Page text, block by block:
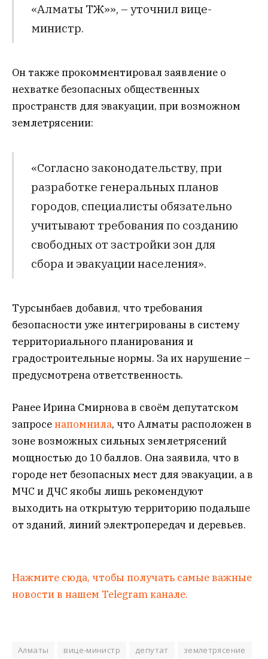
«Алматы ТЖ»», – уточнил вице-
министр.
Он также прокомментировал заявление о
нехватке безопасных общественных
пространств для эвакуации, при возможном
землетрясении:
«Согласно законодательству, при
разработке генеральных планов
городов, специалисты обязательно
учитывают требования по созданию
свободных от застройки зон для
сбора и эвакуации населения».
Турсынбаев добавил, что требования
безопасности уже интегрированы в систему
территориального планирования и
градостроительные нормы. За их нарушение –
предусмотрена ответственность.
Ранее Ирина Смирнова в своём депутатском
запросенапомнила, что Алматы расположен в
зоне возможных сильных землетрясений
мощностью до 10 баллов. Она заявила, что в
городе нет безопасных мест для эвакуации, а в
МЧС и ДЧС якобы лишь рекомендуют
выходить на открытую территорию подальше
от зданий, линий электропередач и деревьев.
Нажмите сюда, чтобы получать самые важные
новости в нашем Telegram канале.
Алматы вице-министр депутат
землетрясение